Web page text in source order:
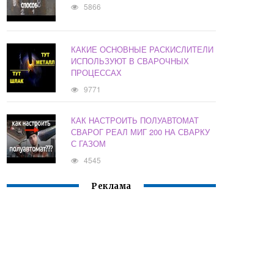
5866
КАКИЕ ОСНОВНЫЕ РАСКИСЛИТЕЛИ
ИСПОЛЬЗУЮТ В СВАРОЧНЫХ
ПРОЦЕССАХ
9771
КАК НАСТРОИТЬ ПОЛУАВТОМАТ
СВАРОГ РЕАЛ МИГ 200 НА СВАРКУ
С ГАЗОМ
4545
Реклама